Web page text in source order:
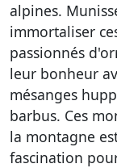
alpines.
immortaliser
passionnés
leur bonheur
mésanges
barbus. Ces
la montagne
fascination